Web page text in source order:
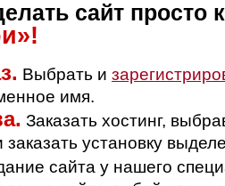
сайт просто
Выбрать и
имя.
Заказать хостинг,
установку
сайта у нашего